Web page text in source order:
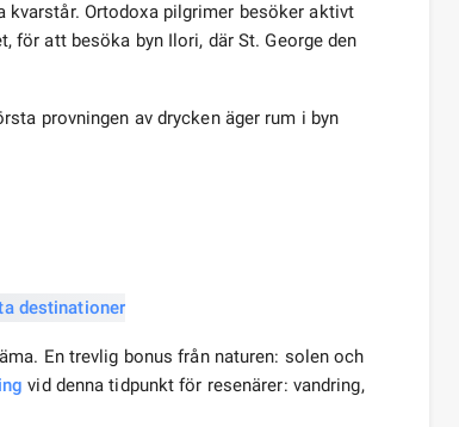
kvarstår. Ortodoxa pilgrimer besöker aktivt
för att besöka byn Ilori, där St. George den
provningen av drycken äger rum i byn
En trevlig bonus från naturen: solen och
vid denna tidpunkt för resenärer: vandring,